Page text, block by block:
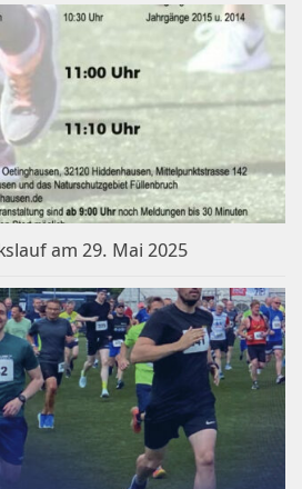
am 29. Mai 2025